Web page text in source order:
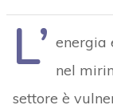
L’ energia
nel
settore è